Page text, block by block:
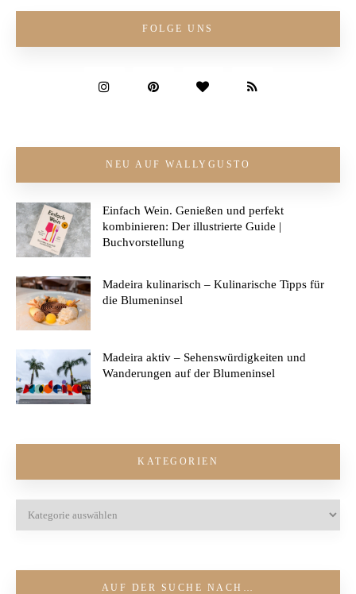
FOLGE UNS
NEU AUF WALLYGUSTO
Einfach Wein. Genießen und perfekt
kombinieren: Der illustrierte Guide |
Buchvorstellung
Madeira kulinarisch – Kulinarische Tipps für
die Blumeninsel
Madeira aktiv – Sehenswürdigkeiten und
Wanderungen auf der Blumeninsel
KATEGORIEN
AUF DER SUCHE NACH…